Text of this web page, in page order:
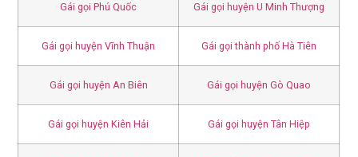
Gái gọi Phú Quốc Gái gọi huyện U Minh Thượng
Gái gọi huyện Vĩnh Thuận Gái gọi thành phố Hà Tiên
Gái gọi huyện An Biên Gái gọi huyện Gò Quao
Gái gọi huyện Kiên Hải Gái gọi huyện Tân Hiệp